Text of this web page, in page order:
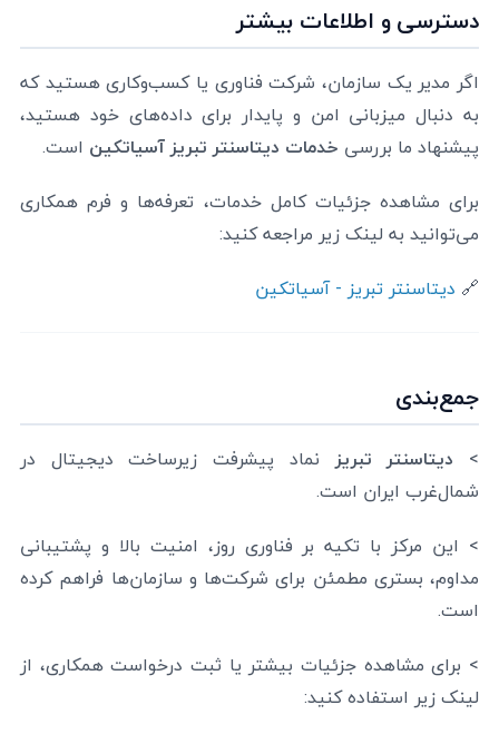
دسترسی و اطلاعات بیشتر
اگر مدیر یک سازمان، شرکت فناوری یا کسب‌وکاری هستید که
به دنبال میزبانی امن و پایدار برای داده‌های خود هستید،
پیشنهاد ما بررسی خدمات دیتاسنتر تبریز آسیاتکین است.
برای مشاهده جزئیات کامل خدمات، تعرفه‌ها و فرم همکاری
می‌توانید به لینک زیر مراجعه کنید:
🔗 دیتاسنتر تبریز - آسیاتکین
جمع‌بندی
> دیتاسنتر تبریزنماد پیشرفت زیرساخت دیجیتال در
شمال‌غرب ایران است.
> این مرکز با تکیه بر فناوری روز، امنیت بالا و پشتیبانی
مداوم، بستری مطمئن برای شرکت‌ها و سازمان‌ها فراهم کرده
است.
> برای مشاهده جزئیات بیشتر یا ثبت درخواست همکاری، از
لینک زیر استفاده کنید: